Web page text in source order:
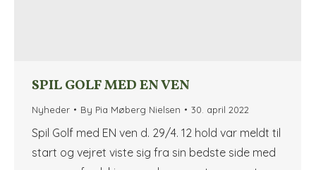
SPIL GOLF MED EN VEN
Nyheder By Pia Møberg Nielsen 30. april 2022
Spil Golf med EN ven d. 29/4. 12 hold var meldt til
start og vejret viste sig fra sin bedste side med